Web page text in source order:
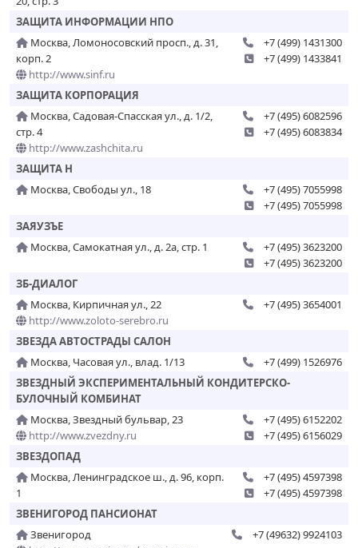
ЗАЩИТА ИНФОРМАЦИИ НПО
Москва, Ломоносовский просп., д. 31,
корп. 2
http://www.sinf.ru
+7 (499) 1431300
+7 (499) 1433841
ЗАЩИТА КОРПОРАЦИЯ
Москва, Садовая-Спасская ул., д. 1/2,
стр. 4
http://www.zashchita.ru
+7 (495) 6082596
+7 (495) 6083834
ЗАЩИТА Н
Москва, Свободы ул., 18
+7 (495) 7055998
+7 (495) 7055998
ЗАЯУЗЪЕ
Москва, Самокатная ул., д. 2а, стр. 1
+7 (495) 3623200
+7 (495) 3623200
ЗБ-ДИАЛОГ
Москва, Кирпичная ул., 22
http://www.zoloto-serebro.ru
+7 (495) 3654001
ЗВЕЗДА АВТОСТРАДЫ САЛОН
Москва, Часовая ул., влад. 1/13
+7 (499) 1526976
ЗВЕЗДНЫЙ ЭКСПЕРИМЕНТАЛЬНЫЙ КОНДИТЕРСКО-
БУЛОЧНЫЙ КОМБИНАТ
Москва, Звездный бульвар, 23
http://www.zvezdny.ru
+7 (495) 6152202
+7 (495) 6156029
ЗВЕЗДОПАД
Москва, Ленинградское ш., д. 96, корп.
1
+7 (495) 4597398
+7 (495) 4597398
ЗВЕНИГОРОД ПАНСИОНАТ
Звенигород
+7 (49632) 9924103